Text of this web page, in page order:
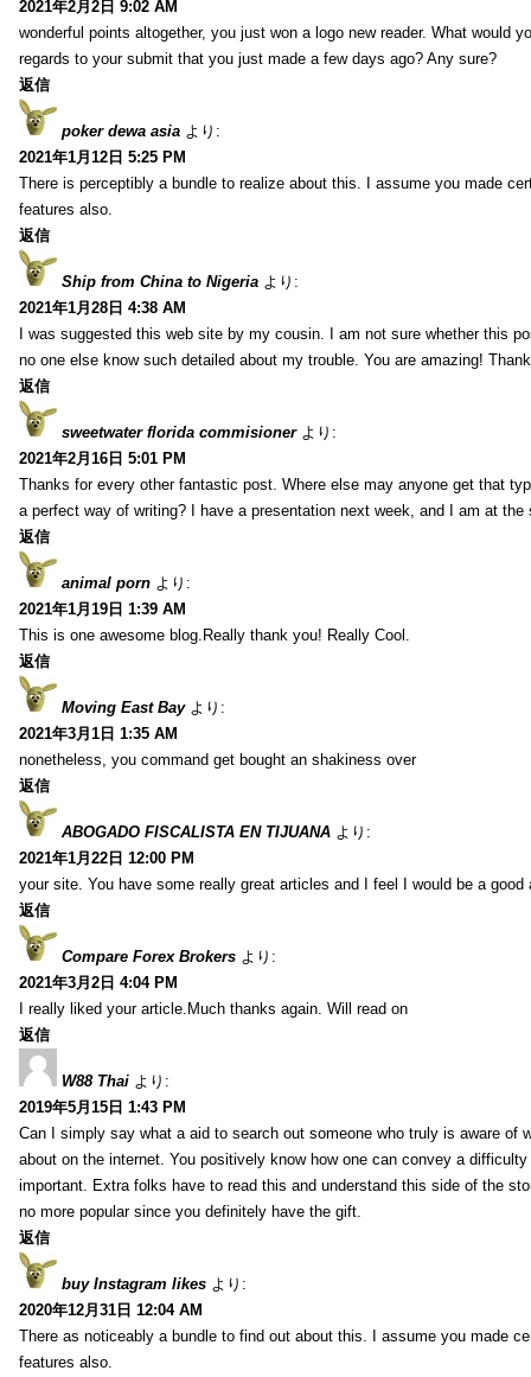
2021年2月2日 9:02 AM
wonderful points altogether, you just won a logo new reader. What would
regards to your submit that you just made a few days ago? Any sure?
返信
poker dewa asia より:
2021年1月12日 5:25 PM
There is perceptibly a bundle to realize about this. I assume you made
features also.
返信
Ship from China to Nigeria より:
2021年1月28日 4:38 AM
I was suggested this web site by my cousin. I am not sure whether this
no one else know such detailed about my trouble. You are amazing!
返信
sweetwater florida commisioner より:
2021年2月16日 5:01 PM
Thanks for every other fantastic post. Where else may anyone get that
a perfect way of writing? I have a presentation next week, and I am at the
返信
animal porn より:
2021年1月19日 1:39 AM
This is one awesome blog.Really thank you! Really Cool.
返信
Moving East Bay より:
2021年3月1日 1:35 AM
nonetheless, you command get bought an shakiness over
返信
ABOGADO FISCALISTA EN TIJUANA より:
2021年1月22日 12:00 PM
your site. You have some really great articles and I feel I would be a good
返信
Compare Forex Brokers より:
2021年3月2日 4:04 PM
I really liked your article.Much thanks again. Will read on
返信
W88 Thai より:
2019年5月15日 1:43 PM
Can I simply say what a aid to search out someone who truly is aware of
about on the internet. You positively know how one can convey a
important. Extra folks have to read this and understand this side of the
no more popular since you definitely have the gift.
返信
buy Instagram likes より:
2020年12月31日 12:04 AM
There as noticeably a bundle to find out about this. I assume you made
features also.